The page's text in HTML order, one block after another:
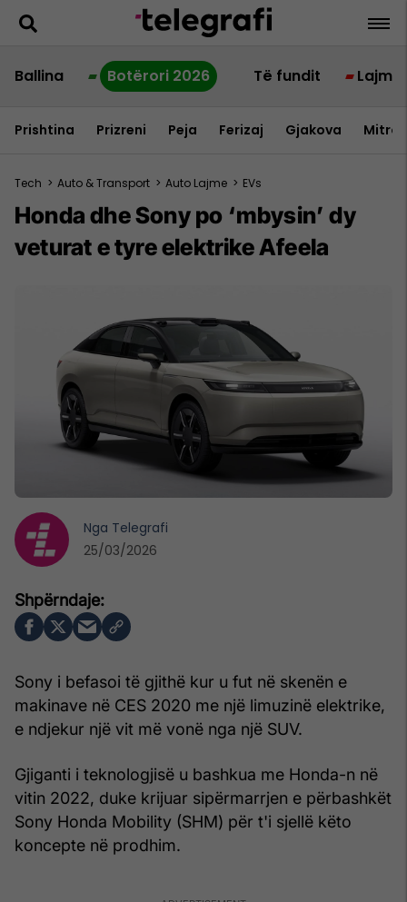
Ballina Botërori 2026 Të fundit Lajme
Prishtina Prizreni Peja Ferizaj Gjakova
Tech > Auto & Transport > Auto Lajme > EVs
Honda dhe Sony po ‘mbysin’ dy
veturat e tyre elektrike Afeela
Sony i befasoi të gjithë kur u fut në skenën e
makinave në CES 2020 me një limuzinë elektrike,
e ndjekur një vit më vonë nga një SUV.
Gjiganti i teknologjisë u bashkua me Honda-n në
vitin 2022, duke krijuar sipërmarrjen e përbashkët
Sony Honda Mobility (SHM) për t'i sjellë këto
koncepte në prodhim.
Nga Telegrafi
25/03/2026